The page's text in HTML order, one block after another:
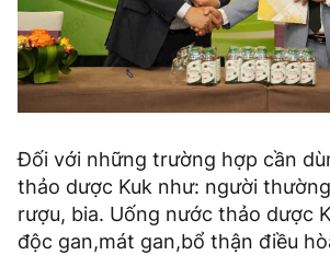
Đối với những trường hợp cần
thảo dược Kuk như: người
rượu, bia. Uống nước thảo dược
độc gan,mát gan,bổ thận điều